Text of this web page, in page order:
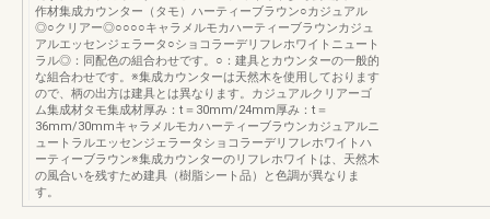
作材集成カウンター（タモ）ハーティーブラウン○カジュアル
◎○クリアー◎○○○○キャラメルモカハーティーブラウンカジュ
アルエッセンジェラータ○ショコラーデリフレホワイトニュート
ラル◎：同配色の組合わせです。○：建具とカウンターの一般的
な組合わせです。※集成カウンターは天然木を使用しております
ので、柄の出方は建具とは異なります。カジュアルクリアーゴ
ム集成材タモ集成材厚み：t＝30mm/24mm厚み：t＝
36mm/30mmキャラメルモカハーティーブラウンカジュアルニ
ュートラルエッセンジェラータショコラーデリフレホワイトハ
ーティーブラウン※集成カウンターのリフレホワイトは、天然木
の風合いを残すため建具（樹脂シート品）と色調が異なりま
す。